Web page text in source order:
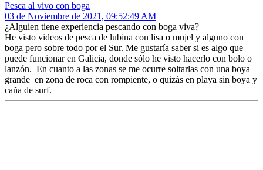
Pesca al vivo con boga
03 de Noviembre de 2021, 09:52:49 AM
¿Alguien tiene experiencia pescando con boga viva?
He visto videos de pesca de lubina con lisa o mujel y alguno con
boga pero sobre todo por el Sur. Me gustaría saber si es algo que
puede funcionar en Galicia, donde sólo he visto hacerlo con bolo o
lanzón. En cuanto a las zonas se me ocurre soltarlas con una boya
grande en zona de roca con rompiente, o quizás en playa sin boya y
caña de surf.